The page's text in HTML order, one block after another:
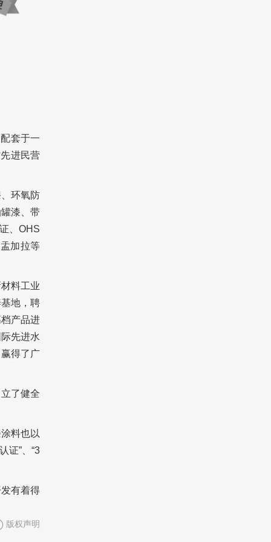
套于一
进民营
环氧防
漆、带
、OHS
加拉等
料工业
地，聘
产品进
先进水
得了广
了健全
料也以
证”、“3
有着得
版权声明